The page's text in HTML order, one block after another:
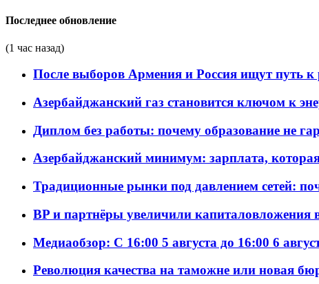
Последнее обновление
(1 час назад)
После выборов Армения и Россия ищут путь к
Азербайджанский газ становится ключом к
Диплом без работы: почему образование не
Азербайджанский минимум: зарплата,
Традиционные рынки под давлением сетей:
BP и партнёры увеличили
Медиаобзор: С 16:00 5 августа до 16:00 6
Революция качества на таможне или новая